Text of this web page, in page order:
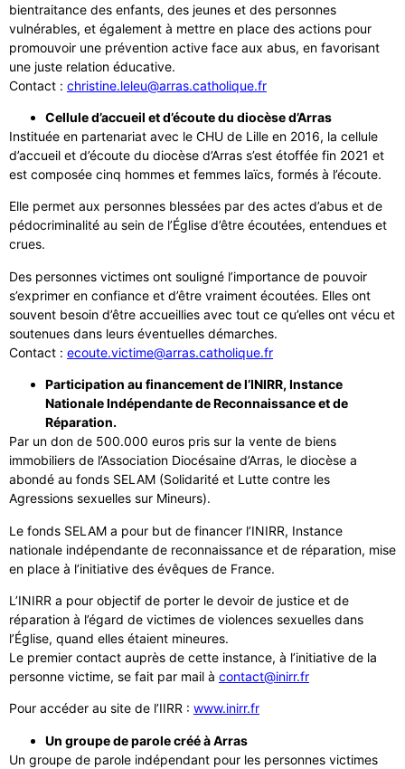
bientraitance des enfants, des jeunes et des personnes
vulnérables, et également à mettre en place des actions pour
promouvoir une prévention active face aux abus, en favorisant
une juste relation éducative.
Contact : christine.leleu@arras.catholique.fr
Cellule d’accueil et d’écoute du diocèse d’Arras
Instituée en partenariat avec le CHU de Lille en 2016, la cellule
d’accueil et d’écoute du diocèse d’Arras s’est étoffée fin 2021 et
est composée cinq hommes et femmes laïcs, formés à l’écoute.
Elle permet aux personnes blessées par des actes d’abus et de
pédocriminalité au sein de l’Église d’être écoutées, entendues et
crues.
Des personnes victimes ont souligné l’importance de pouvoir
s’exprimer en confiance et d’être vraiment écoutées. Elles ont
souvent besoin d’être accueillies avec tout ce qu’elles ont vécu et
soutenues dans leurs éventuelles démarches.
Contact : ecoute.victime@arras.catholique.fr
Participation au financement de l’INIRR, Instance
Nationale Indépendante de Reconnaissance et de
Réparation.
Par un don de 500.000 euros pris sur la vente de biens
immobiliers de l’Association Diocésaine d’Arras, le diocèse a
abondé au fonds SELAM (Solidarité et Lutte contre les
Agressions sexuelles sur Mineurs).
Le fonds SELAM a pour but de financer l’INIRR, Instance
nationale indépendante de reconnaissance et de réparation, mise
en place à l’initiative des évêques de France.
L’INIRR a pour objectif de porter le devoir de justice et de
réparation à l’égard de victimes de violences sexuelles dans
l’Église, quand elles étaient mineures.
Le premier contact auprès de cette instance, à l’initiative de la
personne victime, se fait par mail à contact@inirr.fr
Pour accéder au site de l’IIRR : www.inirr.fr
Un groupe de parole créé à Arras
Un groupe de parole indépendant pour les personnes victimes